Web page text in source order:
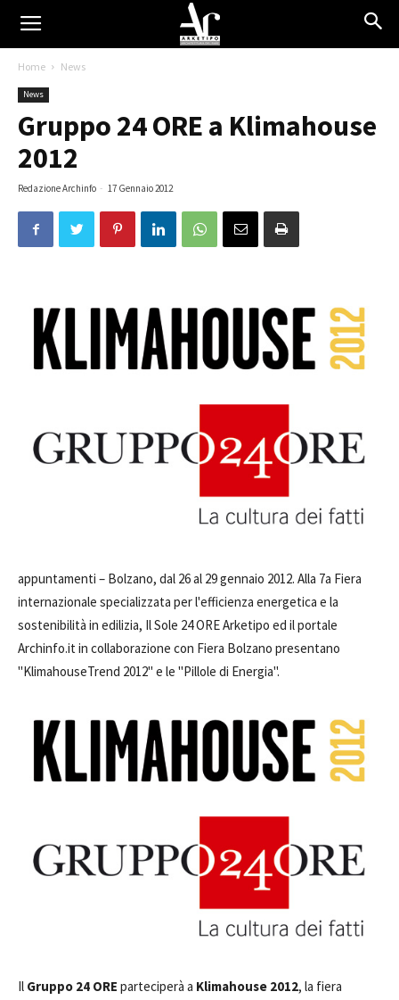
Home News
News
Gruppo 24 ORE a Klimahouse
2012
Redazione Archinfo - 17 Gennaio 2012
appuntamenti – Bolzano, dal 26 al 29 gennaio 2012. Alla 7a Fiera
internazionale specializzata per l'efficienza energetica e la
sostenibilità in edilizia, Il Sole 24 ORE Arketipo ed il portale
Archinfo.it in collaborazione con Fiera Bolzano presentano
"KlimahouseTrend 2012" e le "Pillole di Energia".
Il Gruppo 24 ORE parteciperà a Klimahouse 2012, la fiera